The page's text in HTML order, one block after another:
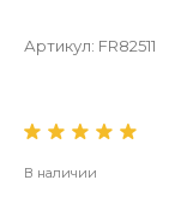
Артикул: FR82511
В наличии